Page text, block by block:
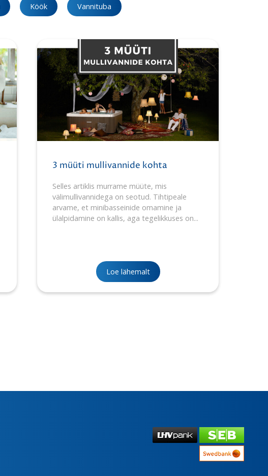
Köök Vannituba
3 müüti mullivannide kohta
Selles artiklis murrame müüte, mis
välimullivannidega on seotud. Tihtipeale
arvame, et minibasseinide omamine ja
ülalpidamine on kallis, aga tegelikkuses on...
Loe lähemalt